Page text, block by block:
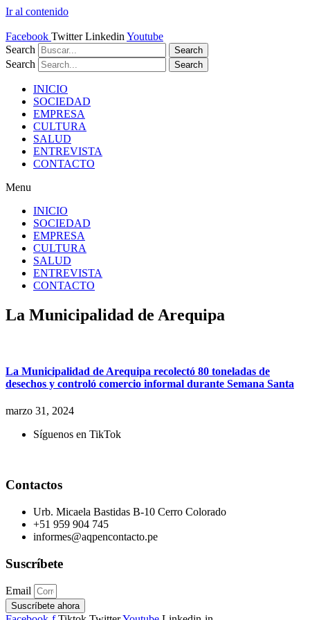
Ir al contenido
Facebook Twitter Linkedin Youtube
Search
Search
Search Search
INICIO
SOCIEDAD
EMPRESA
CULTURA
SALUD
ENTREVISTA
CONTACTO
Menu
INICIO
SOCIEDAD
EMPRESA
CULTURA
SALUD
ENTREVISTA
CONTACTO
La Municipalidad de Arequipa
La Municipalidad de Arequipa recolectó 80 toneladas de
desechos y controló comercio informal durante Semana Santa
marzo 31, 2024
Síguenos en TikTok
Contactos
Urb. Micaela Bastidas B-10 Cerro Colorado
+51 959 904 745
informes@aqpencontacto.pe
Suscríbete
Email
Suscríbete ahora